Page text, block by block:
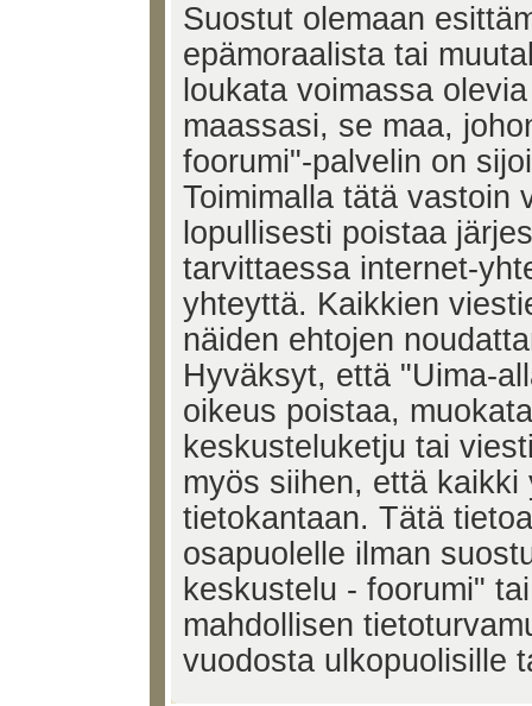
Suostut olemaan
epämoraalista tai
loukata voimassa
maassasi, se maa,
foorumi"-palvelin on
Toimimalla tätä vastoin
lopullisesti poistaa
tarvittaessa internet-
yhteyttä. Kaikkien
näiden ehtojen
Hyväksyt, että "Uima-
oikeus poistaa,
keskusteluketju tai
myös siihen, että
tietokantaan. Tätä
osapuolelle ilman
keskustelu - foorumi"
mahdollisen
vuodosta ulkopuolisille